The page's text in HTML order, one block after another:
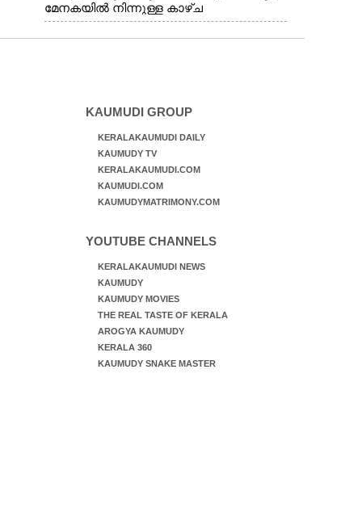
മേനകയിൽ നിന്നുള്ള കാഴ്ച
KAUMUDI GROUP
KERALAKAUMUDI DAILY
KAUMUDY TV
KERALAKAUMUDI.COM
KAUMUDI.COM
KAUMUDYMATRIMONY.COM
YOUTUBE CHANNELS
KERALAKAUMUDI NEWS
KAUMUDY
KAUMUDY MOVIES
THE REAL TASTE OF KERALA
AROGYA KAUMUDY
KERALA 360
KAUMUDY SNAKE MASTER